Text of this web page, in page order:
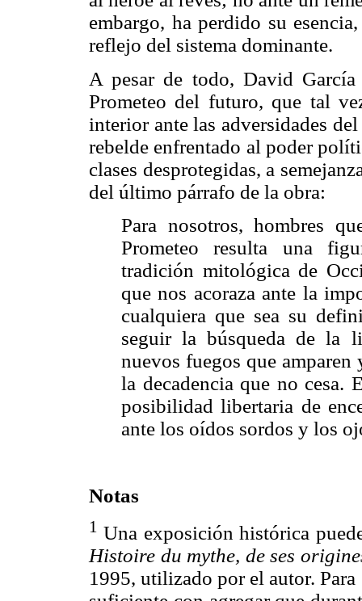
embargo, ha perdido su
reflejo del sistema dominante.
A pesar de todo, David
Prometeo del futuro, que tal
interior ante las adversidades
rebelde enfrentado al poder
clases desprotegidas, a
del último párrafo de la obra:
Para nosotros, hombres
Prometeo resulta una
tradición mitológica de
que nos acoraza ante la
cualquiera que sea su
seguir la búsqueda de la
nuevos fuegos que
la decadencia que no cesa.
posibilidad libertaria de
ante los oídos sordos y los
Notas
1 Una exposición histórica
Histoire du mythe, de ses
1995, utilizado por el autor.